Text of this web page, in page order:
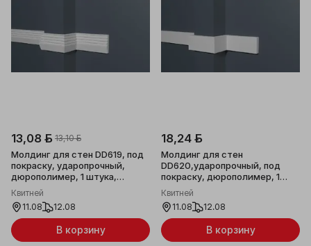
13,08 ƃ 13,10 ƃ
Молдинг для стен DD619, под
покраску, ударопрочный,
дюрополимер, 1 штука,
40х10x2000мм
Квитней
11.08
12.08
В корзину
18,24 ƃ
Молдинг для стен
DD620,ударопрочный, под
покраску, дюрополимер, 1
штука, 40x10x2000мм
Квитней
11.08
12.08
В корзину